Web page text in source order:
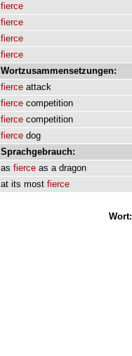
fierce
fierce
fierce
fierce
Wortzusammensetzungen:
fierce attack
fierce competition
fierce competition
fierce dog
Sprachgebrauch:
as fierce as a dragon
at its most fierce
Wort: